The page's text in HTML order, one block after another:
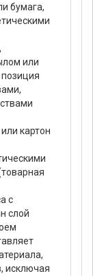
бумага,
или
картон
с
слой
исключая